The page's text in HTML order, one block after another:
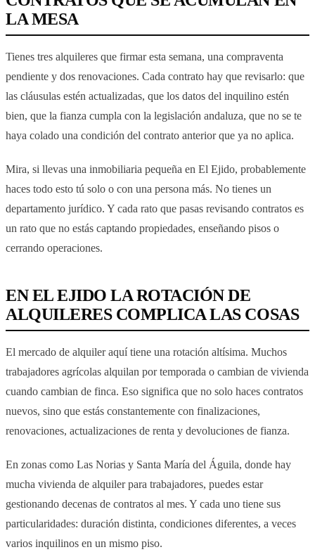
LA MESA
Tienes tres alquileres que firmar esta semana, una compraventa
pendiente y dos renovaciones. Cada contrato hay que revisarlo: que
las cláusulas estén actualizadas, que los datos del inquilino estén
bien, que la fianza cumpla con la legislación andaluza, que no se te
haya colado una condición del contrato anterior que ya no aplica.
Mira, si llevas una inmobiliaria pequeña en El Ejido, probablemente
haces todo esto tú solo o con una persona más. No tienes un
departamento jurídico. Y cada rato que pasas revisando contratos es
un rato que no estás captando propiedades, enseñando pisos o
cerrando operaciones.
EN EL EJIDO LA ROTACIÓN DE
ALQUILERES COMPLICA LAS COSAS
El mercado de alquiler aquí tiene una rotación altísima. Muchos
trabajadores agrícolas alquilan por temporada o cambian de vivienda
cuando cambian de finca. Eso significa que no solo haces contratos
nuevos, sino que estás constantemente con finalizaciones,
renovaciones, actualizaciones de renta y devoluciones de fianza.
En zonas como Las Norias y Santa María del Águila, donde hay
mucha vivienda de alquiler para trabajadores, puedes estar
gestionando decenas de contratos al mes. Y cada uno tiene sus
particularidades: duración distinta, condiciones diferentes, a veces
varios inquilinos en un mismo piso.